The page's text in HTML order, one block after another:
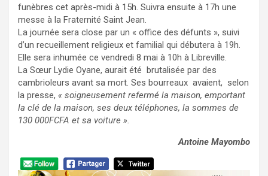
funèbres cet après-midi à 15h. Suivra ensuite à 17h une
messe à la Fraternité Saint Jean.
La journée sera close par un « office des défunts », suivi
d’un recueillement religieux et familial qui débutera à 19h.
Elle sera inhumée ce vendredi 8 mai à 10h à Libreville.
La Sœur Lydie Oyane, aurait été brutalisée par des
cambrioleurs avant sa mort. Ses bourreaux avaient, selon
la presse, « soigneusement refermé la maison, emportant
la clé de la maison, ses deux téléphones, la sommes de
130 000FCFA et sa voiture ».
Antoine Mayombo